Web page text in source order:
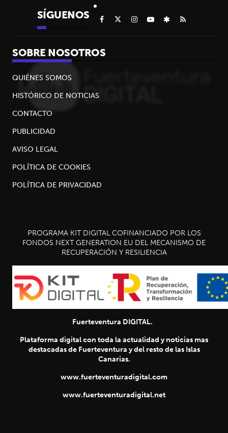
SÍGUENOS
SOBRE NOSOTROS
QUIÉNES SOMOS
HISTÓRICO DE NOTICIAS
CONTACTO
PUBLICIDAD
AVISO LEGAL
POLÍTICA DE COOKIES
POLÍTICA DE PRIVACIDAD
PROGRAMA KIT DIGITAL COFINANCIADO POR LOS
FONDOS NEXT GENERATION EU DEL MECANISMO DE
RECUPERACIÓN Y RESILIENCIA
Fuerteventura DIGITAL.
Plataforma digital con toda la actualidad y noticias mas
destacadas de Fuerteventura y del resto de las Islas
Canarias.
www.fuerteventuradigital.com
www.fuerteventuradigital.net